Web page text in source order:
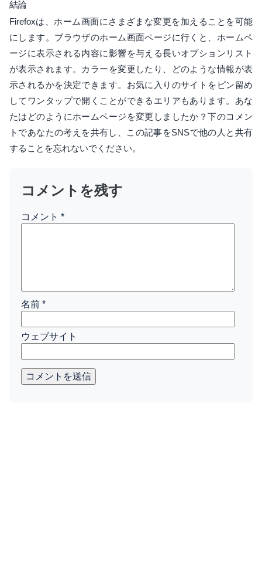
結論
Firefoxは、ホーム画面にさまざまな変更を加えることを可能
にします。ブラウザのホーム画面ページに行くと、ホームペ
ージに表示される内容に影響を与える長いオプションリスト
が表示されます。カラーを変更したり、どのような情報が表
示されるかを決定できます。お気に入りのサイトをピン留め
してワンタップで開くことができるエリアもあります。あな
たはどのようにホームページを変更しましたか？下のコメン
トであなたの考えを共有し、この記事をSNSで他の人と共有
することを忘れないでください。
コメントを残す
コメント *
名前 *
ウェブサイト
コメントを送信